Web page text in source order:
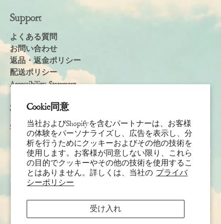
Cookie同意
当社およびShopifyを含むパートナーは、お客様
の体験をパーソナライズし、広告を表示し、分
析を行うためにクッキーおよびその他の技術を
使用します。お客様が同意しない限り、これら
の目的でクッキーやその他の技術を使用するこ
とはありません。詳しくは、当社の プライバ
シーポリシー
受け入れ
Support
よくある質問
お問い合わせ
返品・返金ポリシー
配送ポリシー
Accessibility Statement
Subscribe
Sign up to receive the latest news & connect with your stylist
名
姓
メール